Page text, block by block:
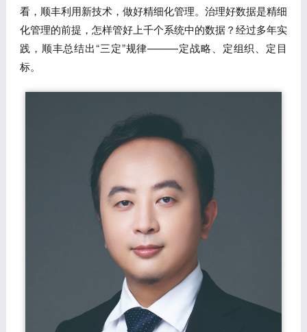
看，顺丰利用新技术，做好精细化管理。治理好数据是精细
化管理的前提，怎样管好上千个系统中的数据？经过多年实
践，顺丰总结出“三定”规律———定战略、定组织、定目
标。